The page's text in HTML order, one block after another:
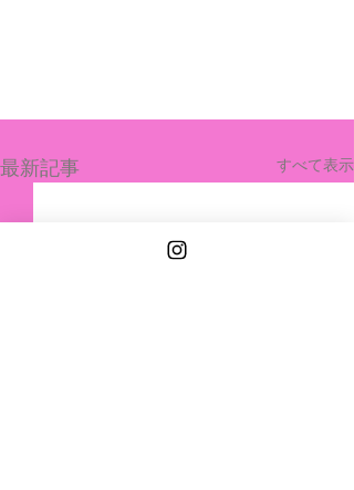
最新記事 すべて表示